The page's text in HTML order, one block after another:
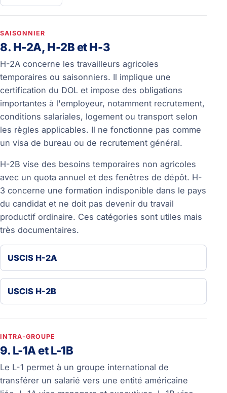
SAISONNIER
8. H-2A, H-2B et H-3
H-2A concerne les travailleurs agricoles
temporaires ou saisonniers. Il implique une
certification du DOL et impose des obligations
importantes à l'employeur, notamment recrutement,
conditions salariales, logement ou transport selon
les règles applicables. Il ne fonctionne pas comme
un visa de bureau ou de recrutement général.
H-2B vise des besoins temporaires non agricoles
avec un quota annuel et des fenêtres de dépôt. H-
3 concerne une formation indisponible dans le pays
du candidat et ne doit pas devenir du travail
productif ordinaire. Ces catégories sont utiles mais
très documentaires.
USCIS H-2A
USCIS H-2B
INTRA-GROUPE
9. L-1A et L-1B
Le L-1 permet à un groupe international de
transférer un salarié vers une entité américaine